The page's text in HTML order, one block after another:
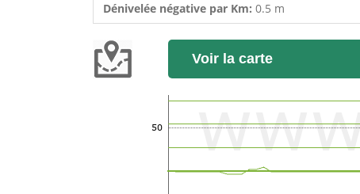
Dénivelée négative par Km: 0.5 m
Voir la carte